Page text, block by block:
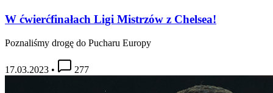
W ćwierćfinałach Ligi Mistrzów z Chelsea!
Poznaliśmy drogę do Pucharu Europy
17.03.2023 • 277